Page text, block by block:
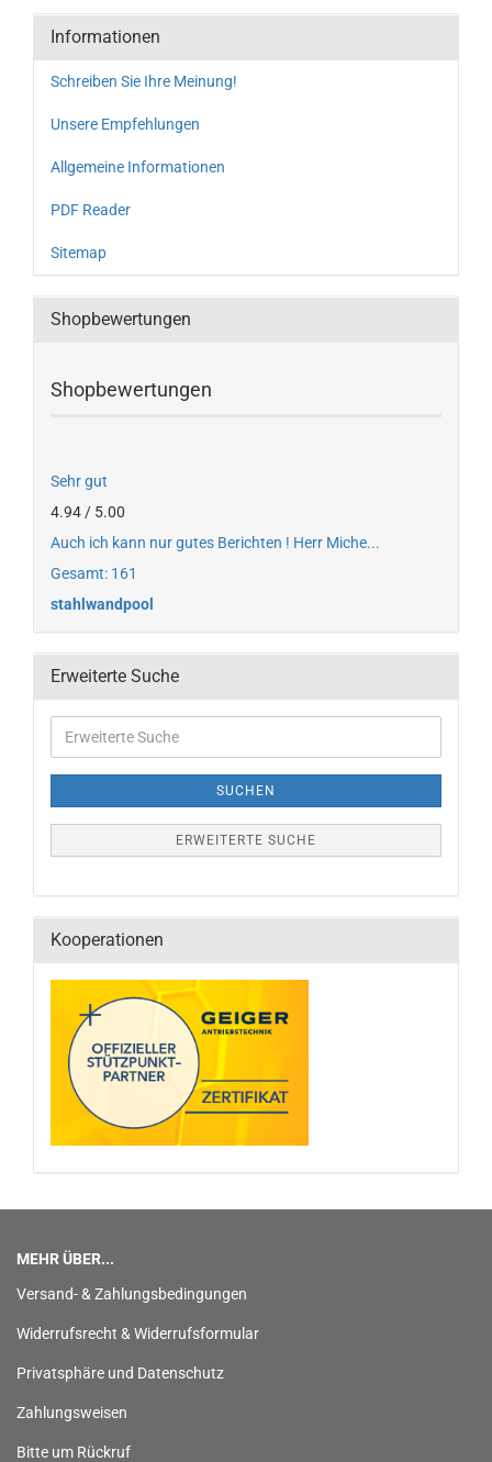
Informationen
Schreiben Sie Ihre Meinung!
Unsere Empfehlungen
Allgemeine Informationen
PDF Reader
Sitemap
Shopbewertungen
Shopbewertungen
Sehr gut
4.94 / 5.00
Auch ich kann nur gutes Berichten ! Herr Miche...
Gesamt: 161
stahlwandpool
Erweiterte Suche
SUCHEN
ERWEITERTE SUCHE
Kooperationen
MEHR ÜBER...
Versand- & Zahlungsbedingungen
Widerrufsrecht & Widerrufsformular
Privatsphäre und Datenschutz
Zahlungsweisen
Bitte um Rückruf